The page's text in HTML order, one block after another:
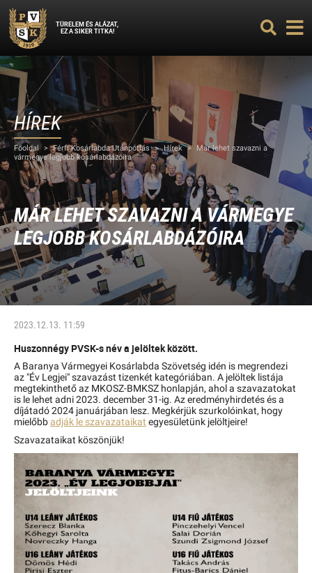
TÜRELEM ÉS ALÁZAT,
EZ A SIKER TITKA!
HÍREK
Főoldal > Férfi Kosárlabda Utánpótlás > Hírek > Már lehet szavazni a
vármegye legjobb kosárlabdázóira
MÁR LEHET SZAVAZNI A VÁRMEGYE
LEGJOBB KOSÁRLABDÁZÓIRA
2023.12.13. 11:59
Huszonnégy PVSK-s név a jelöltek között.
A Baranya Vármegyei Kosárlabda Szövetség idén is megrendezi
az "Év Legjei" szavazást tizenkét kategóriában. A jelöltek listája
megtekinthető az MKOSZ-BMKSZ honlapján, ahol a szavazatokat
is le lehet adni 2023. december 31-ig. Az eredményhirdetés és a
díjátadó 2024 januárjában lesz. Megkérjük szurkolóinkat, hogy
mielőbbadják le szavazataikat egyesületünk jelöltjeire!
Szavazataikat köszönjük!